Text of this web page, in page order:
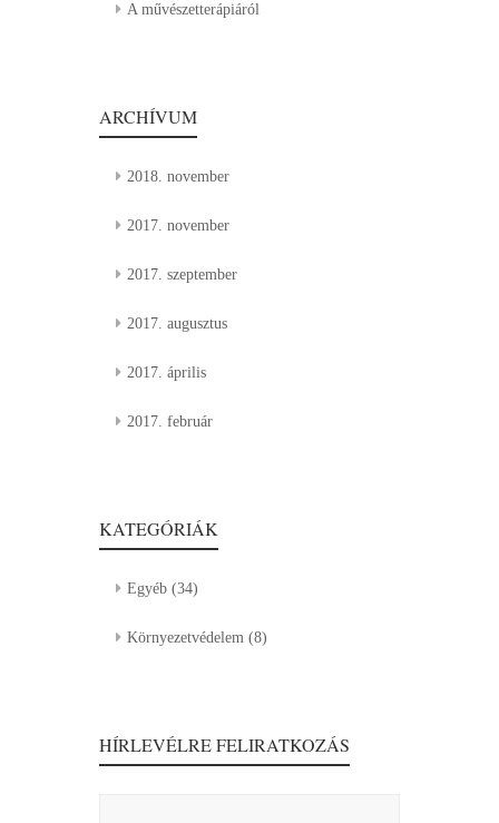
A művészetterápiáról
ARCHÍVUM
2018. november
2017. november
2017. szeptember
2017. augusztus
2017. április
2017. február
KATEGÓRIÁK
Egyéb (34)
Környezetvédelem (8)
HÍRLEVÉLRE FELIRATKOZÁS